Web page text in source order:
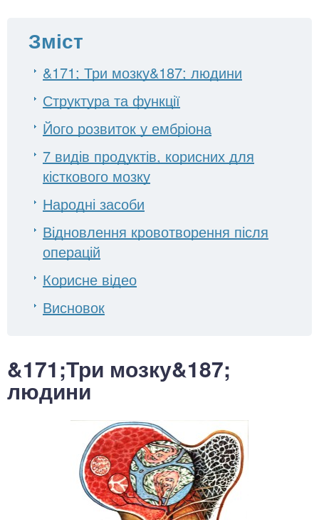
Зміст
&171; Три мозку&187; людини
Структура та функції
Його розвиток у ембріона
7 видів продуктів, корисних для
кісткового мозку
Народні засоби
Відновлення кровотворення після
операцій
Корисне відео
Висновок
&171;Три мозку&187;
людини